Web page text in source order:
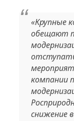
«Крупные
обещают
компании
снижение